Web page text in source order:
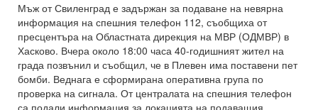
Мъж от Свиленград е задържан за подаване на невярна
информация на спешния телефон 112, съобщиха от
пресцентъра на Областната дирекция на МВР (ОДМВР) в
Хасково. Вчера около 18:00 часа 40-годишният жител на
града позвънил и съобщил, че в Плевен има поставени пет
бомби. Веднага е сформирана оперативна група по
проверка на сигнала. От централата на спешния телефон
са подали информация за локацията на подаващия